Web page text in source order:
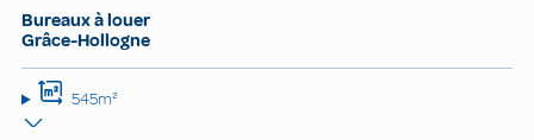
Bureaux à louer
Grâce-Hollogne
545m²